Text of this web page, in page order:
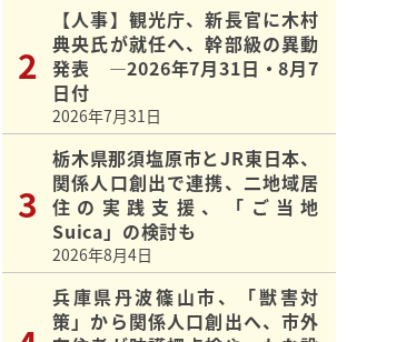
【人事】観光庁、新長官に木村
典央氏が就任へ、幹部級の異動
発表 ―2026年7月31日・8月7
日付
2026年7月31日
栃木県那須塩原市とJR東日本、
関係人口創出で連携、二地域居
住の実践支援、「ご当地
Suica」の検討も
2026年8月4日
兵庫県丹波篠山市、「獣害対
策」から関係人口創出へ、市外